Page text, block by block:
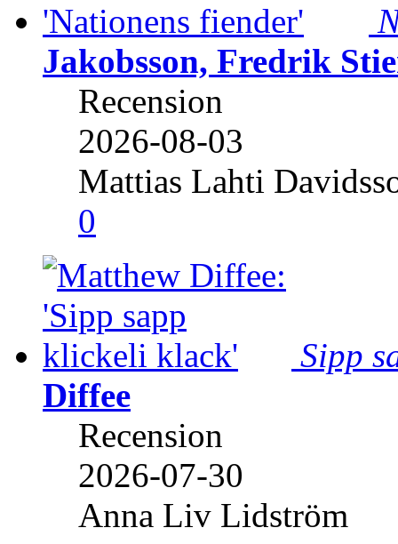
Jakobsson, Fredrik
Recension
2026-08-03
Mattias Lahti
0
Sipp
Diffee
Recension
2026-07-30
Anna Liv Lidström